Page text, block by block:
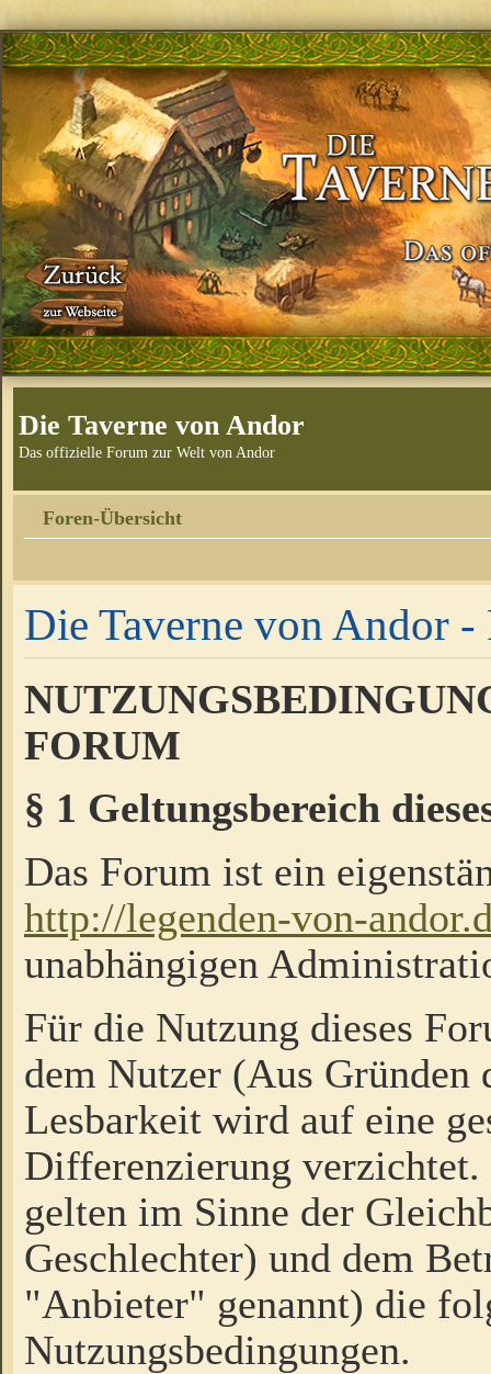
Die Taverne von Andor
Das offizielle Forum zur Welt von Andor
Foren-Übersicht
Die Taverne von Andor -
FORUM
§ 1 Geltungsbereich
Das Forum ist ein
http://legenden-von-
unabhängigen
Für die Nutzung dieses
dem Nutzer (Aus Gründen
Lesbarkeit wird auf eine
Differenzierung
gelten im Sinne der
Geschlechter) und dem
"Anbieter" genannt) die
Nutzungsbedingungen.